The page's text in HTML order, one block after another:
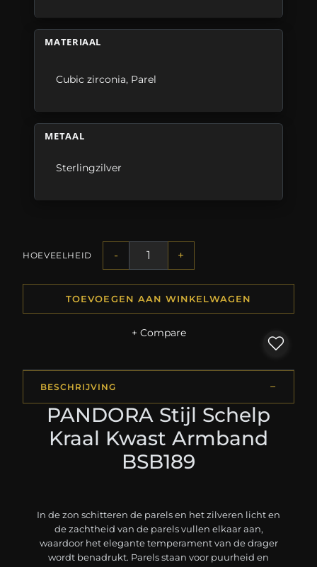
MATERIAAL
Cubic zirconia, Parel
METAAL
Sterlingzilver
HOEVEELHEID - +
TOEVOEGEN AAN WINKELWAGEN
+ Compare
BESCHRIJVING
PANDORA Stijl Schelp
Kraal Kwast Armband
BSB189
In de zon schitteren de parels en het zilveren licht en
de zachtheid van de parels vullen elkaar aan,
waardoor het elegante temperament van de drager
wordt benadrukt. Parels staan voor puurheid en